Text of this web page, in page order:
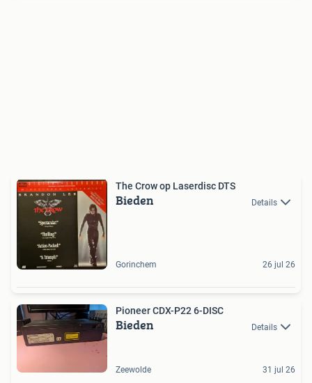
The Crow op Laserdisc DTS
Bieden Details
Gorinchem 26 jul 26
Pioneer CDX-P22 6-DISC
Bieden Details
Zeewolde 31 jul 26